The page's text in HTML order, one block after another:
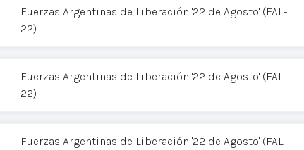
Fuerzas Argentinas de Liberación '22 de Agosto' (FAL-
22)
Fuerzas Argentinas de Liberación '22 de Agosto' (FAL-
22)
Fuerzas Argentinas de Liberación '22 de Agosto' (FAL-